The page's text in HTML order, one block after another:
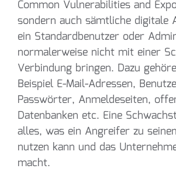
Common Vulnerabilities and
sondern auch sämtliche digitale
ein Standardbenutzer oder
normalerweise nicht mit einer
Verbindung bringen. Dazu
Beispiel E-Mail-Adressen,
Passwörter, Anmeldeseiten,
Datenbanken etc. Eine
alles, was ein Angreifer zu
nutzen kann und das
macht.